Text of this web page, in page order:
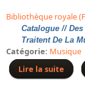
Bibliographie
Bibliographie
France
Dictionnaire de
Bibliothèque royale
Catalogue //
Traitent De La
Catégorie: Musique
Lire la suite de